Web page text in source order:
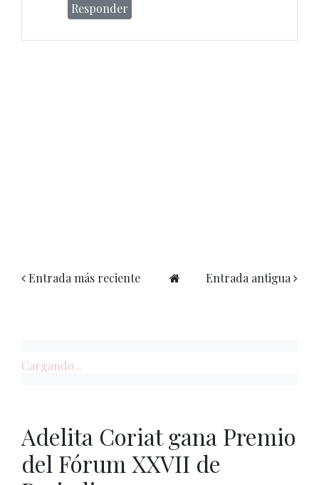
Responder
Entrada más reciente Entrada antigua
Cargando...
Adelita Coriat gana Premio
del Fórum XXVII de